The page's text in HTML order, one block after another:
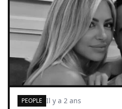
PEOPLE Il y a 2 ans